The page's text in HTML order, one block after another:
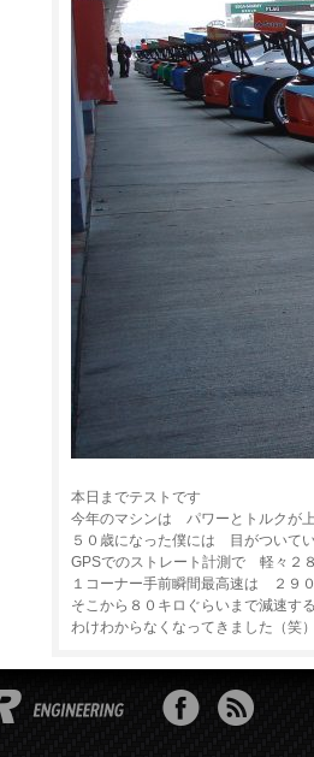
本日までテストです
今年のマシンは パワーとトルクが
５０歳になった僕には 目がついて
GPSでのストレート計測で 軽々２
１コーナー手前瞬間最高速は ２９
そこから８０キロぐらいまで減速す
わけわからなくなってきました（笑